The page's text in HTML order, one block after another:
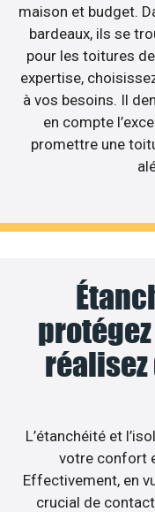
maison et budget.
bardeaux, ils se
pour les toitures
expertise,
à vos besoins. Il
en compte
promettre une
L’étanchéité et
votre confort
Effectivement, en
crucial de